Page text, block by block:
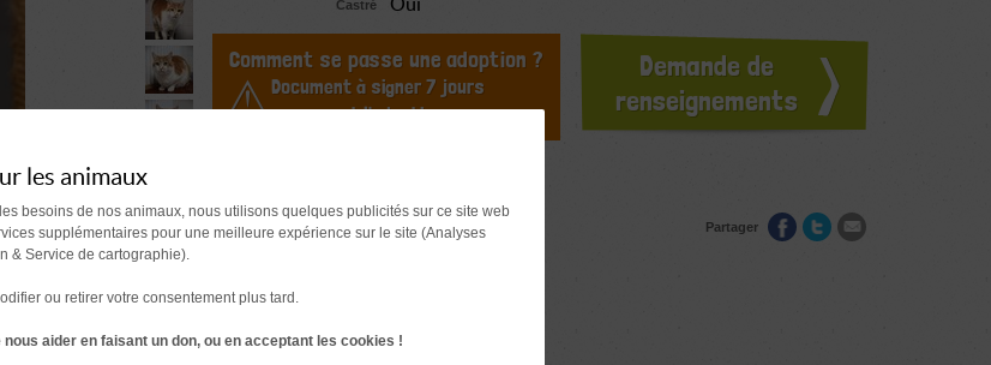
Castré Oui
Comment se passe une adoption ?
Document à signer 7 jours
avant l'adoption
Demande de
renseignements
Partager
les animaux
besoins de nos animaux, nous utilisons quelques publicités sur ce site web
supplémentaires pour une meilleure expérience sur le site (Analyses
& Service de cartographie).
ou retirer votre consentement plus tard.
aider en faisant un don, ou en acceptant les cookies !